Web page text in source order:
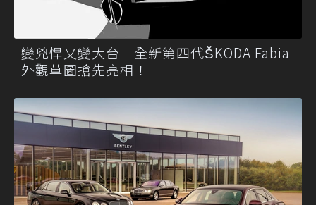
變兇悍又變大台 全新第四代ŠKODA Fabia
外觀草圖搶先亮相！